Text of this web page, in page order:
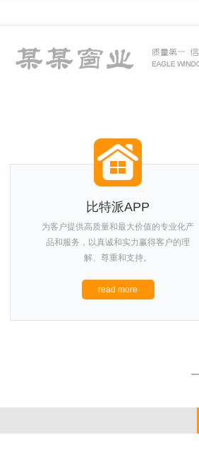
比特派APP
为客户提供高质量和最大价值的专业化产
品和服务，以真诚和实力赢得客户的理
解、尊重和支持。
read more